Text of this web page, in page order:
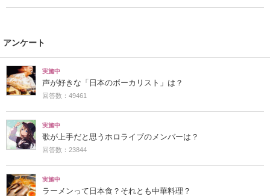
アンケート
実施中
声が好きな「日本のボーカリスト」は？
回答数：49461
実施中
歌が上手だと思うホロライブのメンバーは？
回答数：23844
実施中
ラーメンって日本食？それとも中華料理？